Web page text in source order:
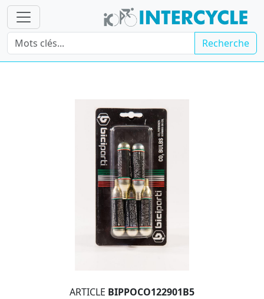
Recherche
ARTICLE BIPPOCO122901B5